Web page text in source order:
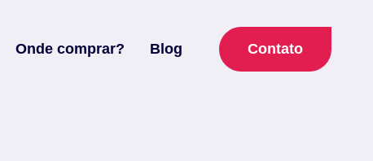
Onde comprar? Blog Contato